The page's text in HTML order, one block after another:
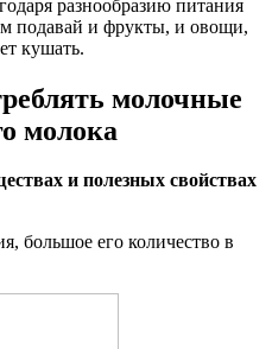
разнообразию питания
подавай и фрукты, и овощи,
кушать.
молочные
молока
и полезных свойствах
большое его количество в